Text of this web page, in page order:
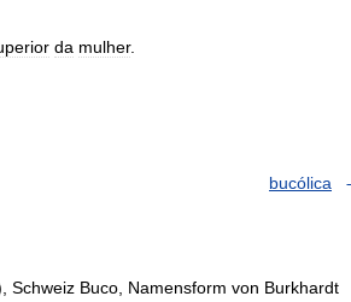
da mulher.
bucólica
Buco, Namensform von Burkhardt